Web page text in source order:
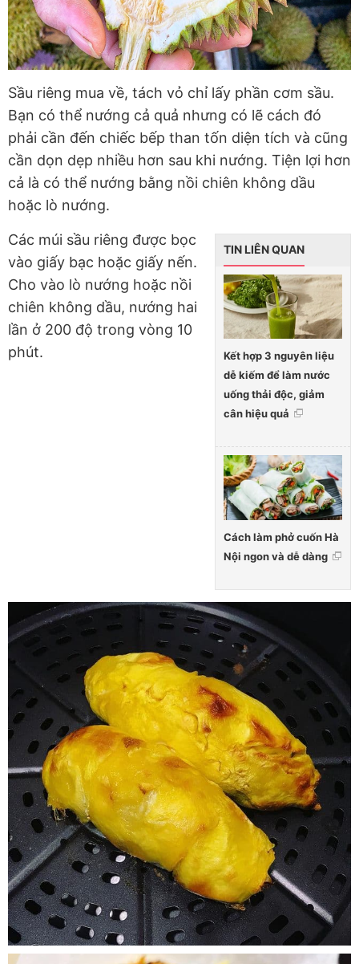
Sầu riêng mua về, tách vỏ chỉ lấy phần cơm sầu.
Bạn có thể nướng cả quả nhưng có lẽ cách đó
phải cần đến chiếc bếp than tốn diện tích và cũng
cần dọn dẹp nhiều hơn sau khi nướng. Tiện lợi hơn
cả là có thể nướng bằng nồi chiên không dầu
hoặc lò nướng.
TIN LIÊN QUAN
Kết hợp 3 nguyên liệu
dễ kiếm để làm nước
uống thải độc, giảm
cân hiệu quả
Cách làm phở cuốn Hà
Nội ngon và dễ dàng
Các múi sầu riêng được bọc
vào giấy bạc hoặc giấy nến.
Cho vào lò nướng hoặc nồi
chiên không dầu, nướng hai
lần ở 200 độ trong vòng 10
phút.